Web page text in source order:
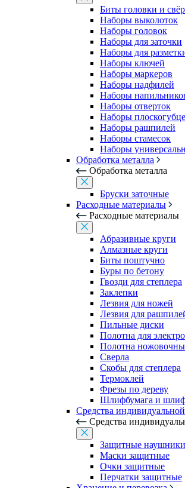
Биты головки и
Наборы выколоток
Наборы головок
Наборы для заточки
Наборы для
Наборы ключей
Наборы маркеров
Наборы надфилей
Наборы
Наборы отверток
Наборы
Наборы рашпилей
Наборы стамесок
Наборы
Обработка металла
Обработка металла
Бруски заточные
Расходные материалы
Расходные материалы
Абразивные круги
Алмазные круги
Биты поштучно
Буры по бетону
Гвозди для степлера
Заклепки
Лезвия для ножей
Лезвия для
Пильные диски
Полотна для
Полотна
Сверла
Скобы для степлера
Термоклей
Фрезы по дереву
Шлифбумага и
Средства
Средства
Защитные наушники
Маски защитные
Очки защитные
Перчатки защитные